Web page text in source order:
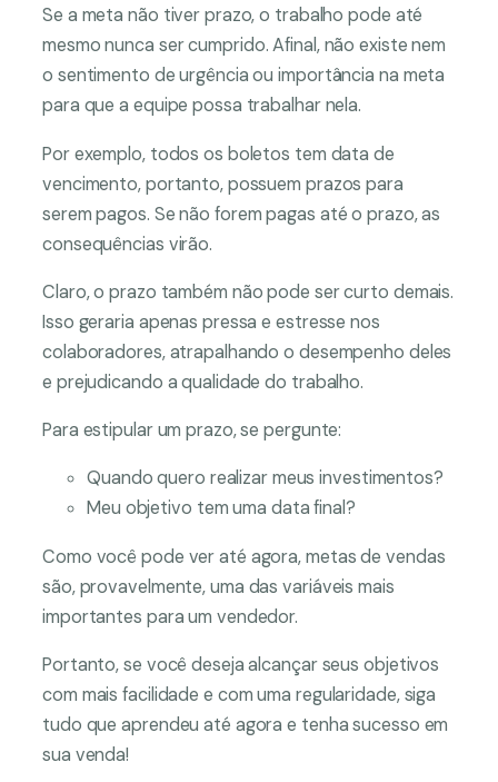
Se a meta não tiver prazo, o trabalho pode até
mesmo nunca ser cumprido. Afinal, não existe nem
o sentimento de urgência ou importância na meta
para que a equipe possa trabalhar nela.
Por exemplo, todos os boletos tem data de
vencimento, portanto, possuem prazos para
serem pagos. Se não forem pagas até o prazo, as
consequências virão.
Claro, o prazo também não pode ser curto demais.
Isso geraria apenas pressa e estresse nos
colaboradores, atrapalhando o desempenho deles
e prejudicando a qualidade do trabalho.
Para estipular um prazo, se pergunte:
Quando quero realizar meus investimentos?
Meu objetivo tem uma data final?
Como você pode ver até agora, metas de vendas
são, provavelmente, uma das variáveis mais
importantes para um vendedor.
Portanto, se você deseja alcançar seus objetivos
com mais facilidade e com uma regularidade, siga
tudo que aprendeu até agora e tenha sucesso em
sua venda!